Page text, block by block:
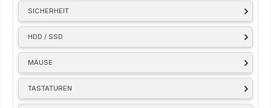
SICHERHEIT
HDD / SSD
MÄUSE
TASTATUREN